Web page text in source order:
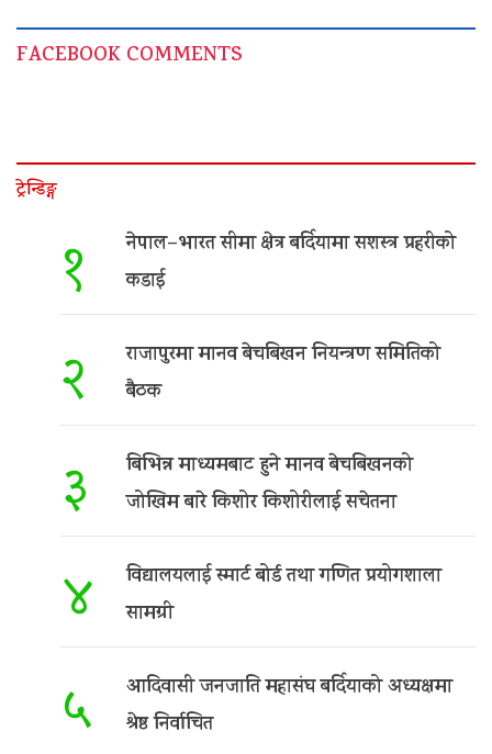
FACEBOOK COMMENTS
ट्रेन्डिङ्ग
१ नेपाल–भारत सीमा क्षेत्र बर्दियामा सशस्त्र प्रहरीको
कडाई
२ राजापुरमा मानव बेचबिखन नियन्त्रण समितिको
बैठक
३ बिभिन्न माध्यमबाट हुने मानव बेचबिखनको
जोखिम बारे किशोर किशोरीलाई सचेतना
४ विद्यालयलाई स्मार्ट बोर्ड तथा गणित प्रयोगशाला
सामग्री
५ आदिवासी जनजाति महासंघ बर्दियाको अध्यक्षमा
श्रेष्ठ निर्वाचित